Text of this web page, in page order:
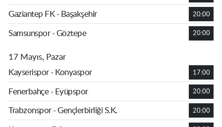
Gaziantep FK - Başakşehir 20:00
Samsunspor - Göztepe 20:00
17 Mayıs, Pazar
Kayserispor - Konyaspor
17:00
Fenerbahçe - Eyüpspor 20:00
Trabzonspor - Gençlerbirliği S.K. 20:00